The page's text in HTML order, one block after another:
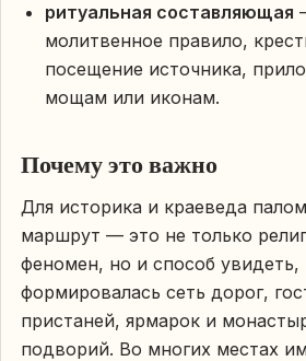
ритуальная составляющая
молитвенное правило,
посещение источника,
мощам или иконам.
Почему это важно
Для историка и краеведа
маршрут — это не только
феномен, но и способ увидеть,
формировалась сеть дорог,
пристаней, ярмарок и
подворий. Во многих местах